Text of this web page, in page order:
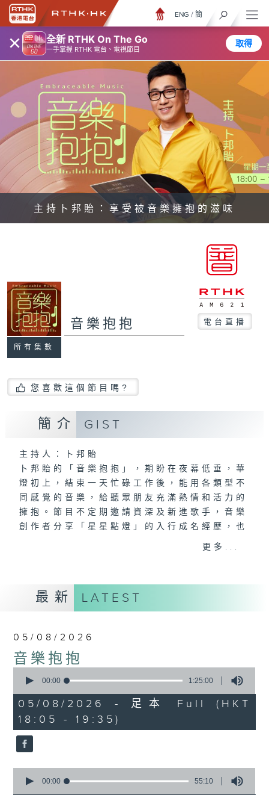
× 全新 RTHK On The Go
一手掌握 RTHK 電台、電視節目
取得
ENG / 簡
主持卜邦貽：享受被音樂擁抱的滋味
所有集數
音樂抱抱 電台直播
您喜歡這個節目嗎?
簡介 GIST
主持人：卜邦貽
卜邦貽的「音樂抱抱」，期盼在夜幕低垂，華
燈初上，結束一天忙碌工作後，能用各類型不
同感覺的音樂，給聽眾朋友充滿熱情和活力的
擁抱。節目不定期邀請資深及新進歌手，音樂
創作者分享「星星點燈」的入行成名經歷，也
會請熱愛音樂的聽眾到現場述說「樂光情
驗輕鬆自在的音樂抱抱!
更多...
最新 LATEST
05/08/2026
音樂抱抱
seconds
1
hour,
25
minutes,
0
seconds
00:00 1:25:00
05/08/2026 - 足本 Full (HKT
18:05 - 19:35)
seconds
00:00 55:10